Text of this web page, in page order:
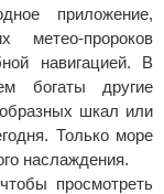
приложение,
метео-пророков
навигацией. В
богаты другие
шкал или
Только море
наслаждения.
просмотреть